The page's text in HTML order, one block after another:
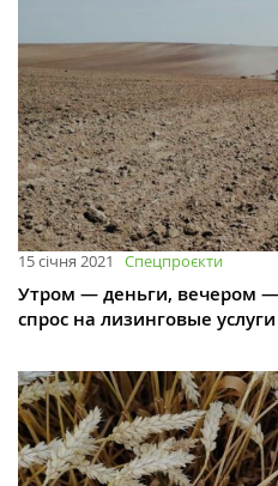
15 січня 2021 Спецпроєкти
Утром — деньги, вечером —
спрос на лизинговые услуги